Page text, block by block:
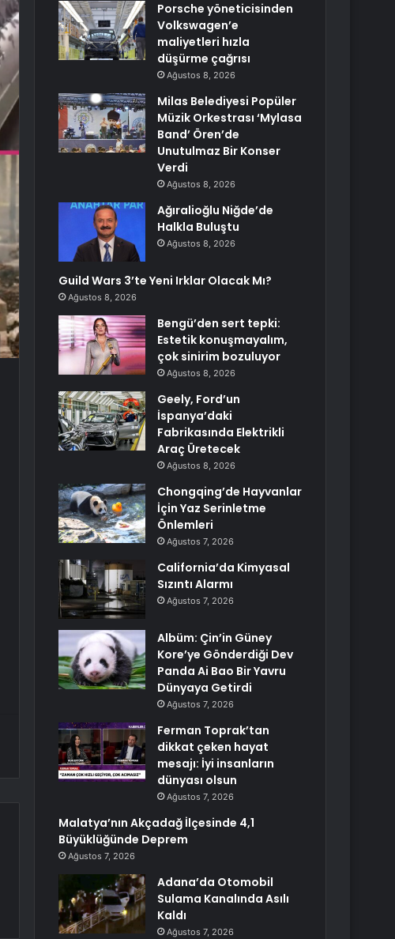
Porsche yöneticisinden
Volkswagen’e
maliyetleri hızla
düşürme çağrısı
Ağustos 8, 2026
Milas Belediyesi Popüler
Müzik Orkestrası ‘Mylasa
Band’ Ören’de
Unutulmaz Bir Konser
Verdi
Ağustos 8, 2026
Ağıralioğlu Niğde’de
Halkla Buluştu
Ağustos 8, 2026
Guild Wars 3’te Yeni Irklar Olacak Mı?
Ağustos 8, 2026
Bengü’den sert tepki:
Estetik konuşmayalım,
çok sinirim bozuluyor
Ağustos 8, 2026
Geely, Ford’un
İspanya’daki
Fabrikasında Elektrikli
Araç Üretecek
Ağustos 8, 2026
Chongqing’de Hayvanlar
İçin Yaz Serinletme
Önlemleri
Ağustos 7, 2026
California’da Kimyasal
Sızıntı Alarmı
Ağustos 7, 2026
Albüm: Çin’in Güney
Kore’ye Gönderdiği Dev
Panda Ai Bao Bir Yavru
Dünyaya Getirdi
Ağustos 7, 2026
Ferman Toprak’tan
dikkat çeken hayat
mesajı: İyi insanların
dünyası olsun
Ağustos 7, 2026
Malatya’nın Akçadağ İlçesinde 4,1
Büyüklüğünde Deprem
Ağustos 7, 2026
Adana’da Otomobil
Sulama Kanalında Asılı
Kaldı
Ağustos 7, 2026